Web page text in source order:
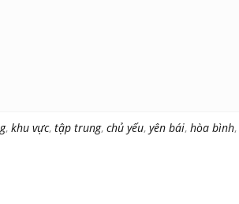
, khu vực, tập trung, chủ yếu, yên bái, hòa bình,